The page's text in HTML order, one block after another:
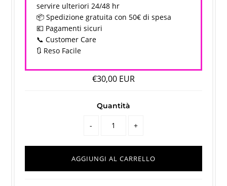
servire ulteriori 24/48 hr
📦 Spedizione gratuita con 50€ di spesa
💶 Pagamenti sicuri
📞 Customer Care
🔃 Reso Facile
€30,00 EUR
Quantità
- +